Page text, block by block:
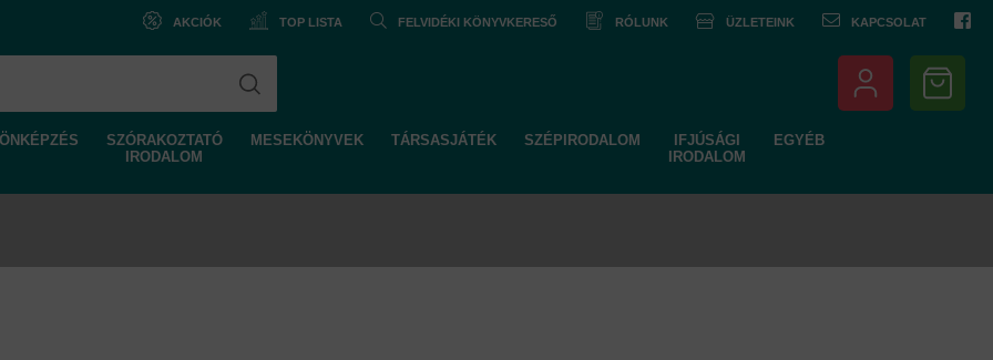
AKCIÓK TOP LISTA FELVIDÉKI KÖNYVKERESŐ RÓLUNK ÜZLETEINK KAPCSOLAT
ÖNKÉPZÉS
SZÓRAKOZTATÓ
IRODALOM
MESEKÖNYVEK TÁRSASJÁTÉK SZÉPIRODALOM
IFJÚSÁGI
IRODALOM
EGYÉB